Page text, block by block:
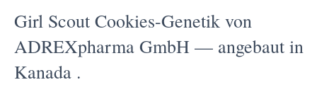
Girl Scout Cookies-Genetik von
ADREXpharma GmbH — angebaut in
Kanada .